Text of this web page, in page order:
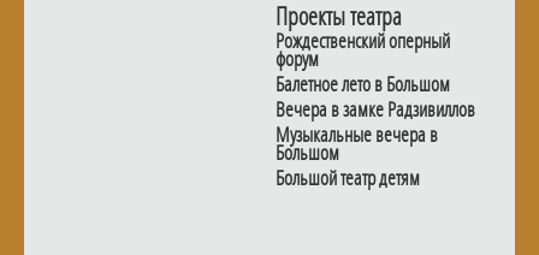
Проекты театра
Рождественский оперный
форум
Балетное лето в Большом
Вечера в замке Радзивиллов
Музыкальные вечера в
Большом
Большой театр детям